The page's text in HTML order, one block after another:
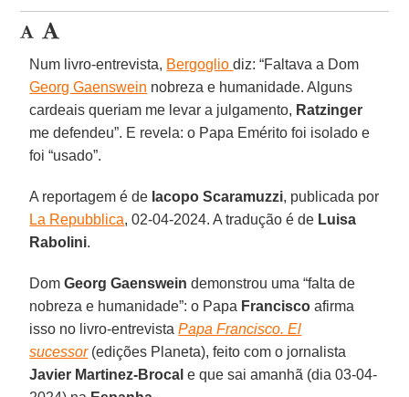
Num livro-entrevista, Bergogliodiz: “Faltava a Dom
Georg Gaenswein nobreza e humanidade. Alguns
cardeais queriam me levar a julgamento, Ratzinger
me defendeu”. E revela: o Papa Emérito foi isolado e
foi “usado”.
A reportagem é de Iacopo Scaramuzzi, publicada por
La Repubblica, 02-04-2024. A tradução é de Luisa
Rabolini.
DomGeorg Gaenswein demonstrou uma “falta de
nobreza e humanidade”: o Papa Francisco afirma
isso no livro-entrevistaPapa Francisco. El
sucessor(edições Planeta), feito com o jornalista
Javier Martinez-Brocal e que sai amanhã (dia 03-04-